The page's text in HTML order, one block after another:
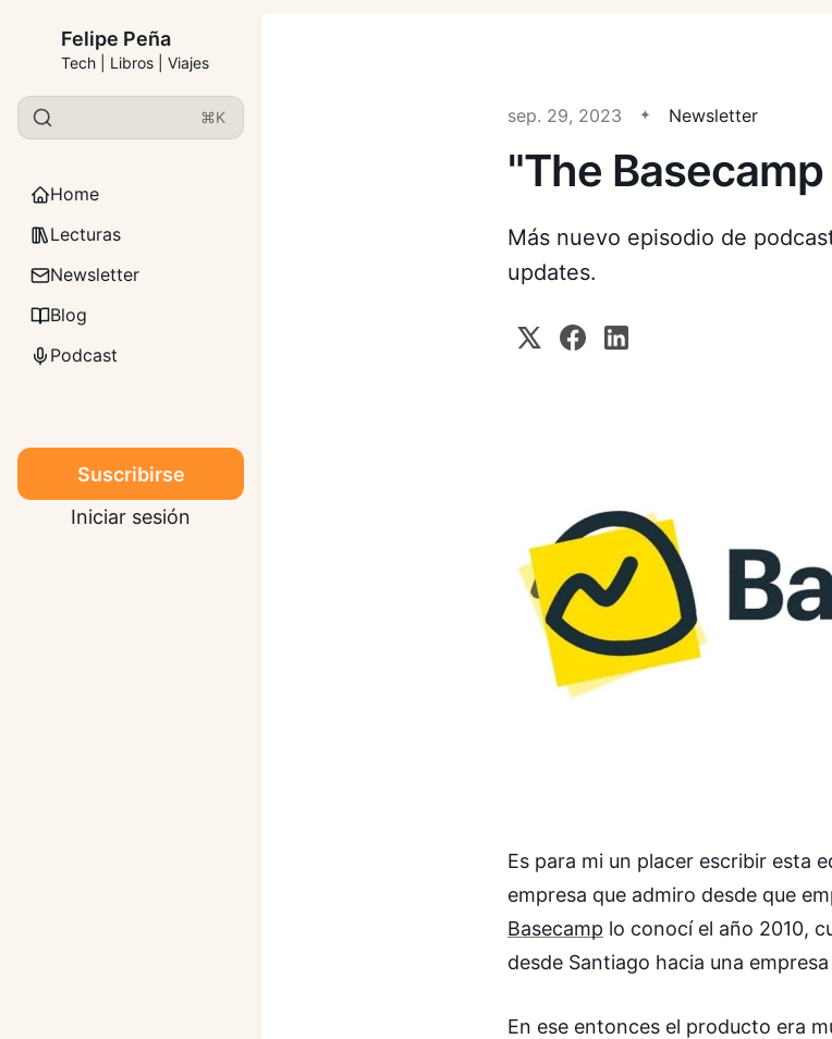
Felipe Peña
Tech | Libros | Viajes
⌘K
Home
Lecturas
Newsletter
Blog
Podcast
Suscribirse
Iniciar sesión
sep. 29, 2023 Newsletter
"The
Más nuevo episodio de
updates.
Es para mi un placer escribir esta
empresa que admiro desde que
Basecamp lo conocí el año 2010,
desde Santiago hacia una
En ese entonces el producto era